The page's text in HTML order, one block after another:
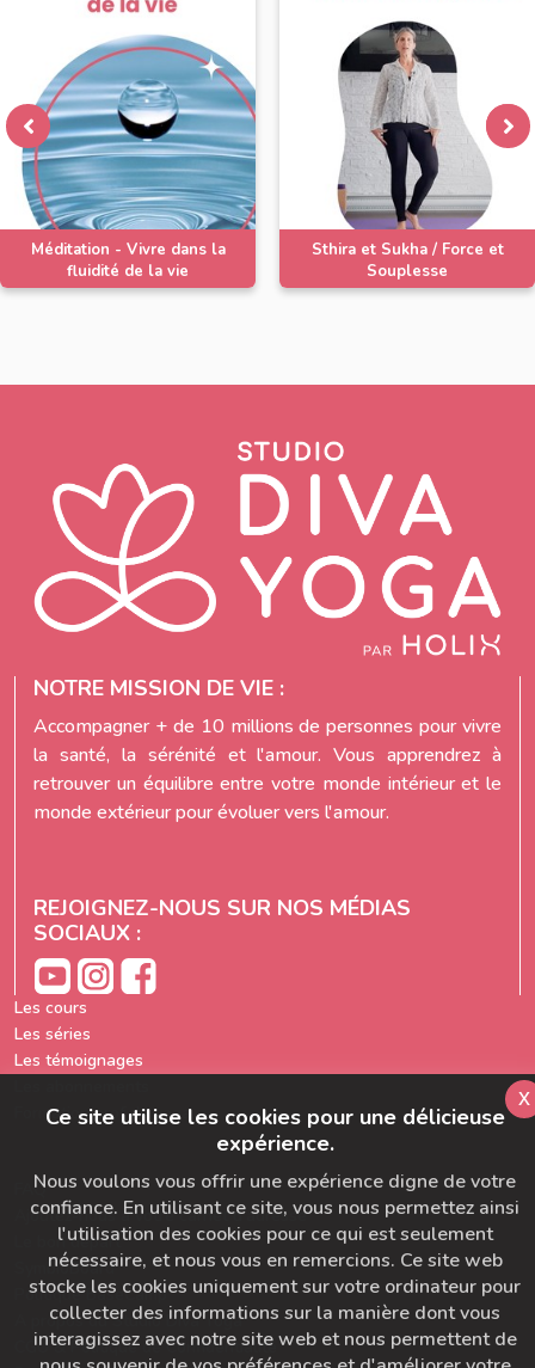
Méditation - Vivre dans la
fluidité de la vie
Sthira et Sukha / Force et
Souplesse
NOTRE MISSION DE VIE :
Accompagner + de 10 millions de personnes pour vivre
la santé, la sérénité et l'amour. Vous apprendrez à
retrouver un équilibre entre votre monde intérieur et le
monde extérieur pour évoluer vers l'amour.
REJOIGNEZ-NOUS SUR NOS MÉDIAS
SOCIAUX :
Les cours
Les séries
Les témoignages
Formation prof de yoga
FAQ
Ajoutez-nous à votre carnet d'adresse
Le bon départ
SymbioBoard
Politique BaseCamp
A propos du Studio Diva Yoga
CGU & Politique de Confidentialité
Ce site utilise les cookies pour une délicieuse
expérience.
Nous voulons vous offrir une expérience digne de votre
confiance. En utilisant ce site, vous nous permettez ainsi
l'utilisation des cookies pour ce qui est seulement
nécessaire, et nous vous en remercions. Ce site web
stocke les cookies uniquement sur votre ordinateur pour
collecter des informations sur la manière dont vous
interagissez avec notre site web et nous permettent de
x